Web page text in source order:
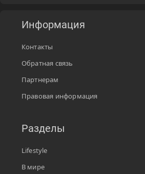
Информация
Контакты
Обратная связь
Партнерам
Правовая информация
Разделы
Lifestyle
В мире